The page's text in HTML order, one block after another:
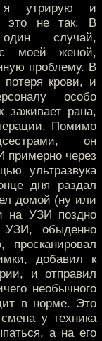
я утрирую и
это не так. В
случай,
с моей женой,
проблему. В
крови, и
особо
заживает рана,
Помимо
он
примерно через
ультразвука
дня раздал
домой (ну или
на УЗИ поздно
УЗИ, обыденно
добавил к
и отправил
необычного
в норме. Это
у техника
а на его